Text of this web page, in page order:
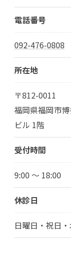
電話番号
092-476-0808
所在地
〒812-0011
福岡県福岡市
ビル 1階
受付時間
9:00 ～ 18:00
休診日
日曜日・祝日